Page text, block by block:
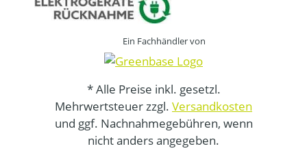
Ein Fachhändler von
* Alle Preise inkl. gesetzl.
Mehrwertsteuer zzgl. Versandkosten
und ggf. Nachnahmegebühren, wenn
nicht anders angegeben.